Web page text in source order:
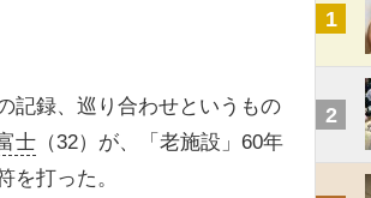
記録、巡り合わせというもの
士 （32）が、「老施設」60年
を打った。
1
2